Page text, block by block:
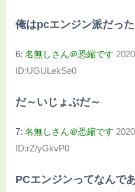
俺はpcエンジン派だっ
6: 名無しさん＠恐縮です
ID:UGULekSe0
だ～いじょぶだ～
7: 名無しさん＠恐縮です
ID:rZ/yGkvP0
PCエンジンってなんで